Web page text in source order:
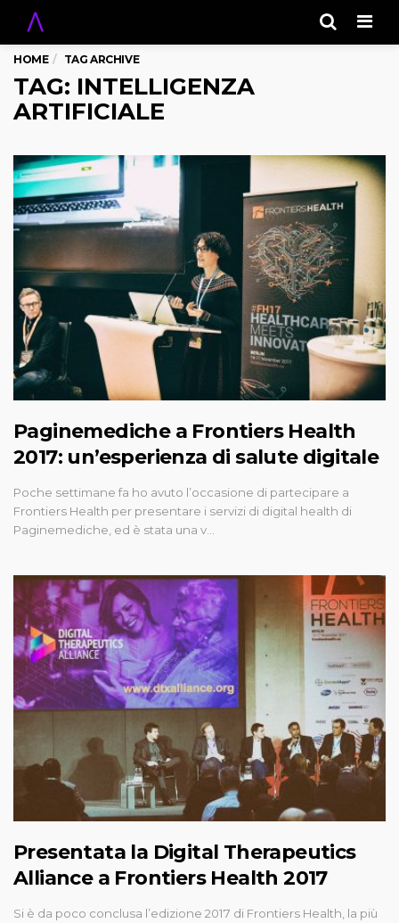
HOME TAG ARCHIVE
TAG: INTELLIGENZA
ARTIFICIALE
Paginemediche a Frontiers Health
2017: un’esperienza di salute digitale
Poche settimane fa ho avuto l’occasione di partecipare a
Frontiers Health per presentare i servizi di digital health di
Paginemediche, ed è stata una v…
Presentata la Digital Therapeutics
Alliance a Frontiers Health 2017
Si è da poco conclusa l’edizione 2017 di Frontiers Health, la più